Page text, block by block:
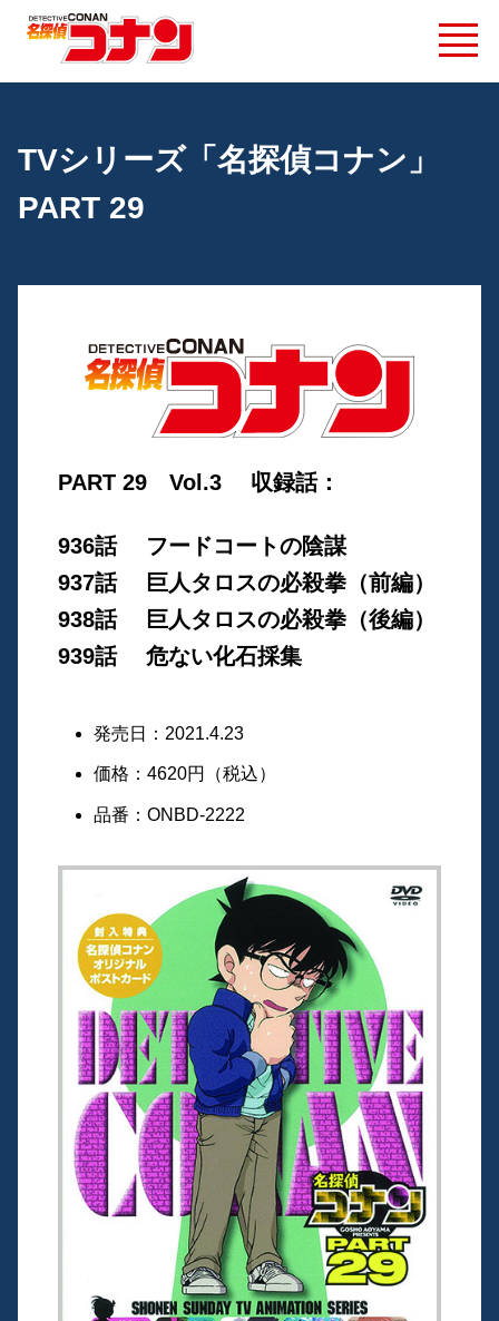
TVシリーズ「名探偵コナン」
PART 29
PART 29 Vol.3 収録話：
936話 フードコートの陰謀
937話 巨人タロスの必殺拳（前編）
938話 巨人タロスの必殺拳（後編）
939話 危ない化石採集
発売日：2021.4.23
価格：4620円（税込）
品番：ONBD-2222